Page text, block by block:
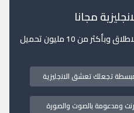
مجانا
من 10 مليون تحميل
تجعلك تعشق الانجليزية
ومدعومة بالصوت والصورة